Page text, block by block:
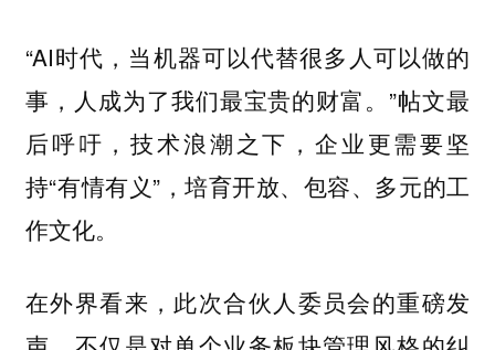
“AI时代，当机器可以代替很多人可以做的
事，人成为了我们最宝贵的财富。”帖文最
后呼吁，技术浪潮之下，企业更需要坚
持“有情有义”，培育开放、包容、多元的工
作文化。
在外界看来，此次合伙人委员会的重磅发